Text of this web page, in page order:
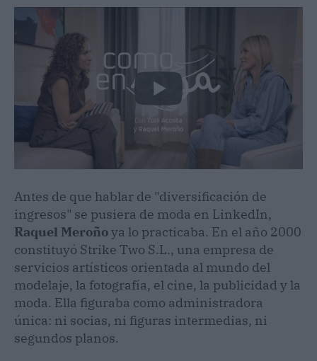
Antes de que hablar de "diversificación de
ingresos" se pusiera de moda en LinkedIn,
Raquel Meroñoya lo practicaba. En el año 2000
constituyó Strike Two S.L., una empresa de
servicios artísticos orientada al mundo del
modelaje, la fotografía, el cine, la publicidad y la
moda. Ella figuraba como administradora
única: ni socias, ni figuras intermedias, ni
segundos planos.